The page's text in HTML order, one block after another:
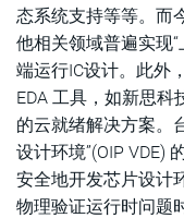
态系统支持等等。而
他相关领域普遍实现
端运行IC设计。此外
EDA 工具，如新思科
的云就绪解决方案。
设计环境”(OIP VDE)
安全地开发芯片设计
物理验证运行时问题